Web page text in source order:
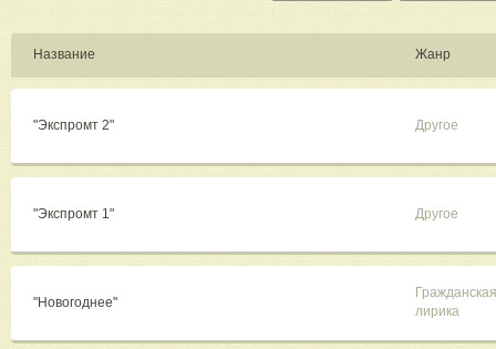
Название Жанр
"Экспромт 2" Другое
"Экспромт 1" Другое
"Новогоднее"
Гражданская
лирика